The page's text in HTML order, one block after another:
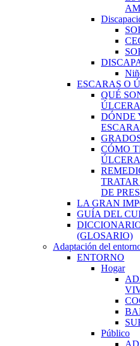
ESCARAS O
QUÉ
DÓNDE
CÓMO
DE
LA GRAN
GUÍA DEL
(GLOSARIO)
Adaptación del
ENTORNO
Hogar
Público